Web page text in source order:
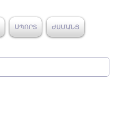
ՍՊՈՐՏ ԺԱՄԱՆՑ